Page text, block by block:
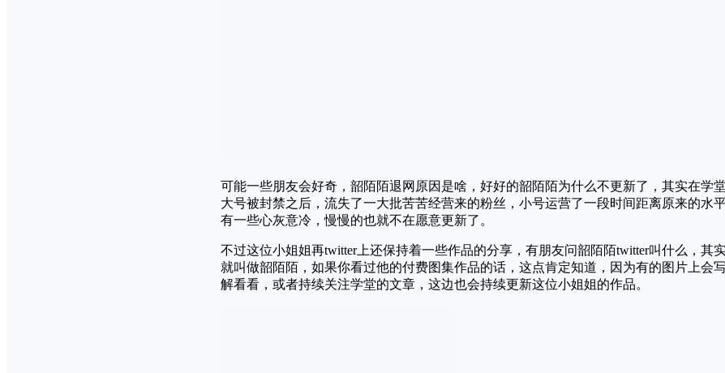
可能一些朋友会好奇，韶陌陌退网原因是啥，好好的韶陌陌为什么不更新了，其实在学
大号被封禁之后，流失了一大批苦苦经营来的粉丝，小号运营了一段时间距离原来的水
有一些心灰意冷，慢慢的也就不在愿意更新了。
不过这位小姐姐再twitter上还保持着一些作品的分享，有朋友问韶陌陌twitter叫什么，其
就叫做韶陌陌，如果你看过他的付费图集作品的话，这点肯定知道，因为有的图片上会
解看看，或者持续关注学堂的文章，这边也会持续更新这位小姐姐的作品。